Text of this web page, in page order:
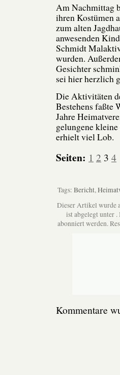
Am Nachmittag
ihren Kostümen
zum alten
anwesenden
Schmidt
wurden.
Gesichter
sei hier herzlich
Die Aktivitäten
Bestehens faßte
Jahre
gelungene
erhielt viel Lob.
Seiten: 1 2 3 4
Tags: Bericht,
Dieser Artikel wurde
ist abgelegt unter
abonniert werden.
Kommentare